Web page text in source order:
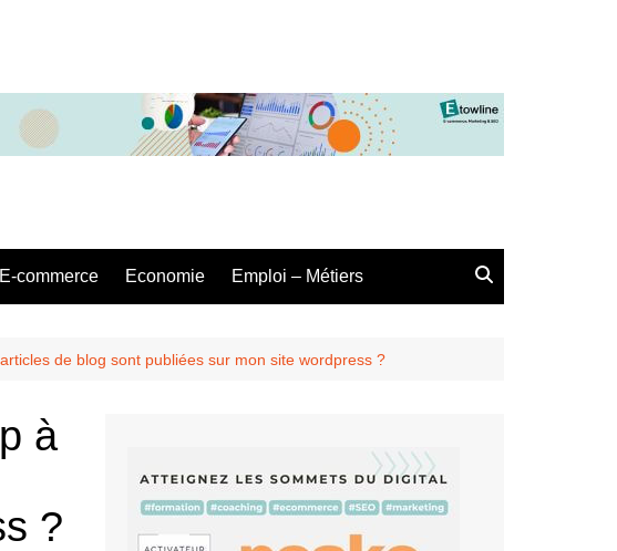
E-commerce Economie Emploi – Métiers
de blog sont publiées sur mon site wordpress ?
à
?